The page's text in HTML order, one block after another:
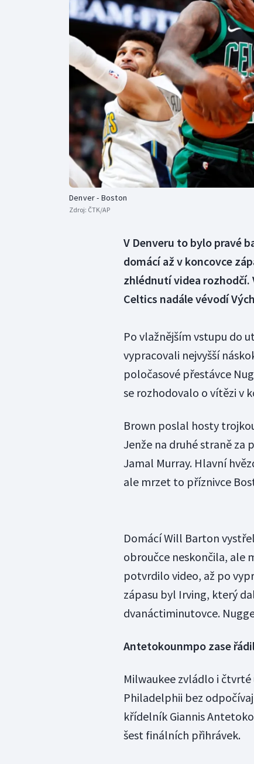
Curling
Dostihy
Florbal
Futsal
Golf
Gymnastika
Denver - Boston
Zdroj: ČTK/AP
V Denveru to bylo pravé
domácí až v koncovce
zhlédnutí videa
Celtics nadále vévodí
Po vlažnějším vstupu do
vypracovali nejvyšší
poločasové přestávce
se rozhodovalo o vítězi v
Brown poslal hosty
Jenže na druhé straně za
Jamal Murray. Hlavní
ale mrzet to příznivce
Domácí Will Barton
obroučce neskončila, ale
potvrdilo video, až po
zápasu byl Irving, který
dvanáctiminutovce.
Antetokounmpo zase
Milwaukee zvládlo i
Philadelphii bez
křídelník Giannis
šest finálních přihrávek.